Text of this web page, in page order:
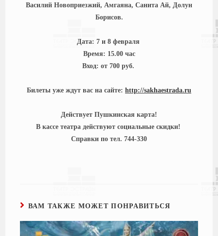
Василий Новоприезжий, Амгаяна, Санита Ай, Долун
Борисов.
Дата: 7 и 8 февраля
Время: 15.00 час
Вход: от 700 руб.
Билеты уже ждут вас на сайте: http://sakhaestrada.ru
Действует Пушкинская карта!
В кассе театра действуют социальные скидки!
Справки по тел. 744-330
ВАМ ТАКЖЕ МОЖЕТ ПОНРАВИТЬСЯ